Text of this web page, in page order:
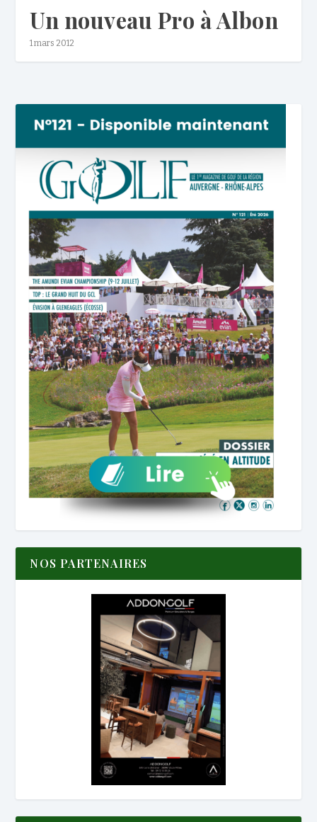
Un nouveau Pro à Albon
1 mars 2012
NOS PARTENAIRES